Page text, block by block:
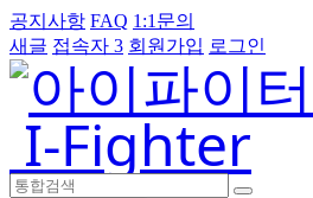
공지사항 FAQ 1:1문의
새글 접속자 3 회원가입 로그인
I-Fighter